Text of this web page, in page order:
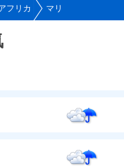
フリカ マリ